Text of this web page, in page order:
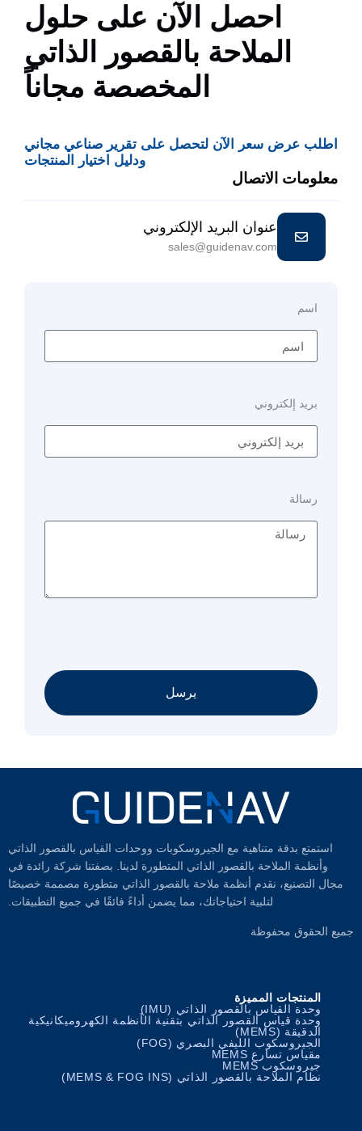
احصل الآن على حلول
الملاحة بالقصور الذاتي
المخصصة مجاناً
اطلب عرض سعر الآن لتحصل على تقرير صناعي مجاني
ودليل اختيار المنتجات
معلومات الاتصال
عنوان البريد الإلكتروني
sales@guidenav.com
اسم
بريد إلكتروني
رسالة
يرسل
استمتع بدقة متناهية مع الجيروسكوبات ووحدات القياس بالقصور الذاتي
وأنظمة الملاحة بالقصور الذاتي المتطورة لدينا. بصفتنا شركة رائدة في
مجال التصنيع، نقدم أنظمة ملاحة بالقصور الذاتي متطورة مصممة خصيصًا
لتلبية احتياجاتك، مما يضمن أداءً فائقًا في جميع التطبيقات.
جميع الحقوق محفوظة
المنتجات المميزة
وحدة القياس بالقصور الذاتي (IMU)
وحدة قياس القصور الذاتي بتقنية الأنظمة الكهروميكانيكية
الدقيقة (MEMS)
الجيروسكوب الليفي البصري (FOG)
مقياس تسارع MEMS
جيروسكوب MEMS
نظام الملاحة بالقصور الذاتي (MEMS & FOG INS)